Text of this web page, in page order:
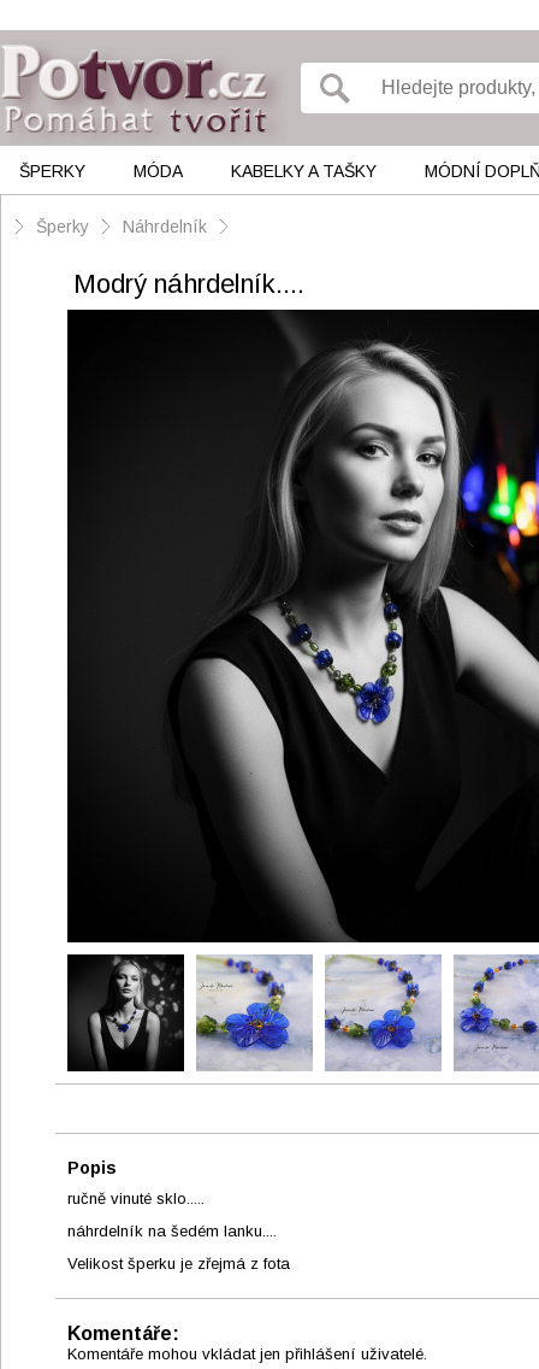
ŠPERKY MÓDA KABELKY A TAŠKY MÓDNÍ
Šperky Náhrdelník
Modrý náhrdelník....
Popis
ručně vinuté sklo.....
náhrdelník na šedém lanku....
Velikost šperku je zřejmá z fota
Komentáře:
Komentáře mohou vkládat jen přihlášení uživatelé.